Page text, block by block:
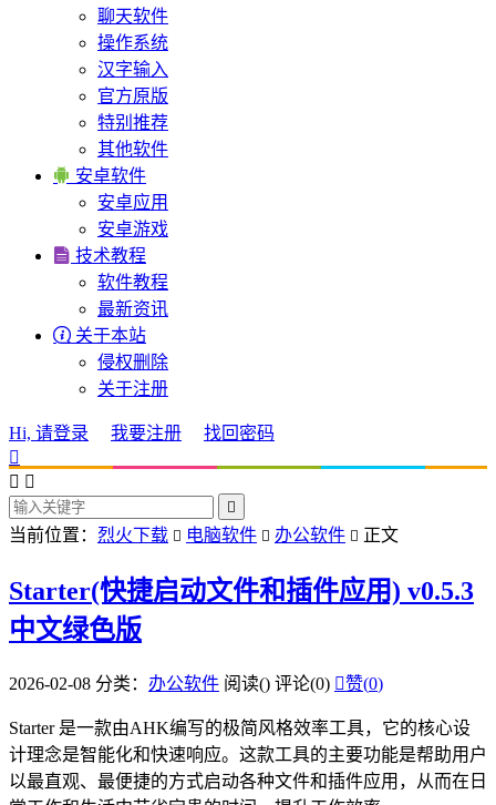
聊天软件
操作系统
汉字输入
官方原版
特别推荐
其他软件
 安卓软件
安卓应用
安卓游戏
 技术教程
软件教程
最新资讯
 关于本站
侵权删除
关于注册
Hi, 请登录 我要注册
找回密码

 

当前位置： 烈火下载  电脑软件  办公软件  正文
Starter(快捷启动文件和插件应用) v0.5.3
中文绿色版
2026-02-08 分类： 办公软件 阅读() 评论(0) 赞(0)
Starter 是一款由AHK编写的极简风格效率工具，它的核心设
计理念是智能化和快速响应。这款工具的主要功能是帮助用户
以最直观、最便捷的方式启动各种文件和插件应用，从而在日